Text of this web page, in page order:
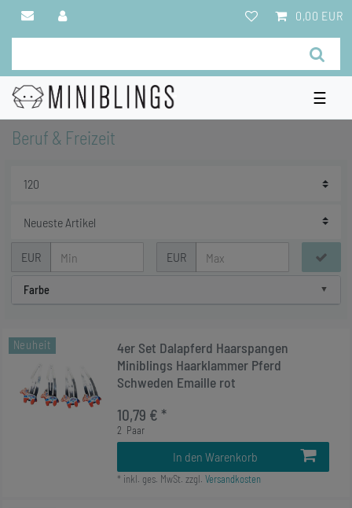
0,00 EUR
☰
Beruf & Freizeit
EUR EUR
Farbe
Neuheit
4er Set Dalapferd Haarspangen
Miniblings Haarklammer Pferd
Schweden Emaille rot
10,79 € *
2 Paar
In den Warenkorb
* inkl. ges. MwSt. zzgl. Versandkosten